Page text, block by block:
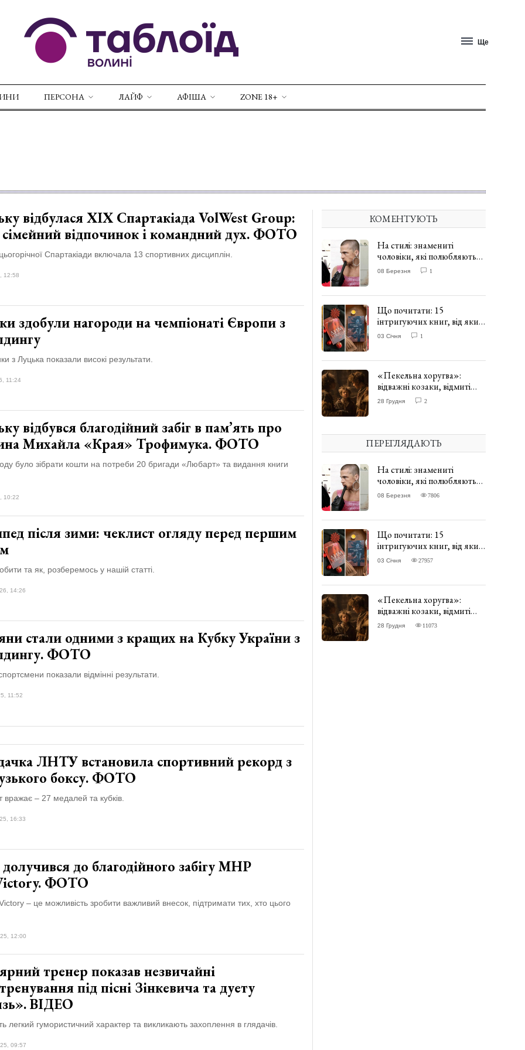
Ще
ПЕРСОНА ЛАЙФ АФІША ZONE 18+
відбулася XIX Спартакіада VolWest Group:
сімейний відпочинок і командний дух. ФОТО
Спартакіади включала 13 спортивних дисциплін.
12:58
здобули нагороди на чемпіонаті Європи з
з Луцька показали високі результати.
11:24
відбувся благодійний забіг в пам’ять про
Михайла «Края» Трофимука. ФОТО
було зібрати кошти на потреби 20 бригади «Любарт» та видання книги
10:22
після зими: чеклист огляду перед першим
та як, розберемось у нашій статті.
14:26
стали одними з кращих на Кубку України з
ФОТО
показали відмінні результати.
11:52
ЛНТУ встановила спортивний рекорд з
боксу. ФОТО
вражає – 27 медалей та кубків.
16:33
до благодійного забігу MHP
ФОТО
– це можливість зробити важливий внесок, підтримати тих, хто цього
12:00
тренер показав незвичайні
під пісні Зінкевича та дуету
ВІДЕО
легкий гумористичний характер та викликають захоплення в глядачів.
09:57
КОМЕНТУЮТЬ
На стилі: знамениті
чоловіки, які полюбляють
одягати сукні. ФОТО
08 Березня 1
Що почитати: 15
інтригуючих книг, від яких
важко відірватись. ФОТО
03 Січня 1
«Пекельна хоругва»:
відважні козаки, відмиті
чорти та відчайдушний
28 Грудня 2
ПЕРЕГЛЯДАЮТЬ
На стилі: знамениті
чоловіки, які полюбляють
одягати сукні. ФОТО
08 Березня 7806
Що почитати: 15
інтригуючих книг, від яких
важко відірватись. ФОТО
03 Січня 27957
«Пекельна хоругва»:
відважні козаки, відмиті
чорти та відчайдушний
28 Грудня 11073